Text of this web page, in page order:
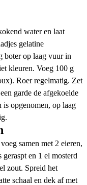
water en laat
gelatine
boter op laag vuur in
kleuren. Voeg 100 g
Roer regelmatig. Zet
garde de afgekoelde
opgenomen, op laag
samen met 2 eieren,
en 1 el mosterd
zout. Spreid het
schaal en dek af met